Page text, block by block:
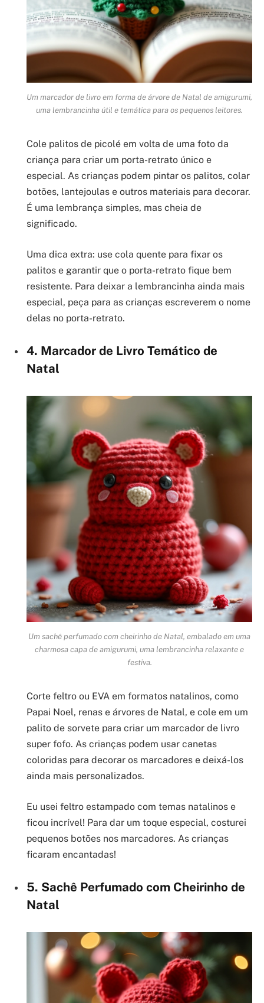
Um marcador de livro em forma de árvore de Natal de amigurumi,
uma lembrancinha útil e temática para os pequenos leitores.
Cole palitos de picolé em volta de uma foto da
criança para criar um porta-retrato único e
especial. As crianças podem pintar os palitos, colar
botões, lantejoulas e outros materiais para decorar.
É uma lembrança simples, mas cheia de
significado.
Uma dica extra: use cola quente para fixar os
palitos e garantir que o porta-retrato fique bem
resistente. Para deixar a lembrancinha ainda mais
especial, peça para as crianças escreverem o nome
delas no porta-retrato.
4. Marcador de Livro Temático de
Natal
Um sachê perfumado com cheirinho de Natal, embalado em uma
charmosa capa de amigurumi, uma lembrancinha relaxante e
festiva.
Corte feltro ou EVA em formatos natalinos, como
Papai Noel, renas e árvores de Natal, e cole em um
palito de sorvete para criar um marcador de livro
super fofo. As crianças podem usar canetas
coloridas para decorar os marcadores e deixá-los
ainda mais personalizados.
Eu usei feltro estampado com temas natalinos e
ficou incrível! Para dar um toque especial, costurei
pequenos botões nos marcadores. As crianças
ficaram encantadas!
5. Sachê Perfumado com Cheirinho de
Natal